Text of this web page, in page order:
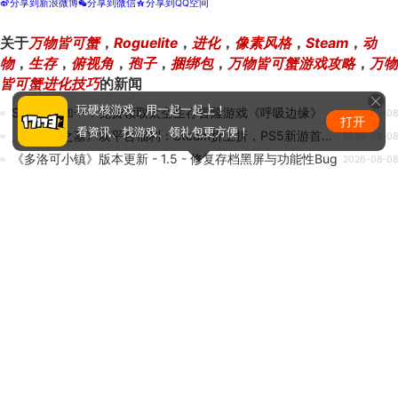
t分享到新浪微博w分享到微信z分享到QQ空间
关于万物皆可蟹， Roguelite ， 进化， 像素风格， Steam ， 动
物， 生存， 俯视角 ， 孢子， 捆绑包， 万物皆可蟹游戏攻略， 万物
皆可蟹进化技巧的新闻
Steam喜加一！免费领取太空生存冒险游戏《呼吸边缘》 2026-08-08
《龙骑士之墓》双平台福利：Steam折上折，PS5新游首发优惠 2026-08-08
《多洛可小镇》版本更新 - 1.5 - 修复存档黑屏与功能性Bug 2026-08-08
玩硬核游戏，用一起一起上！
看资讯、找游戏、领礼包更方便！
打开